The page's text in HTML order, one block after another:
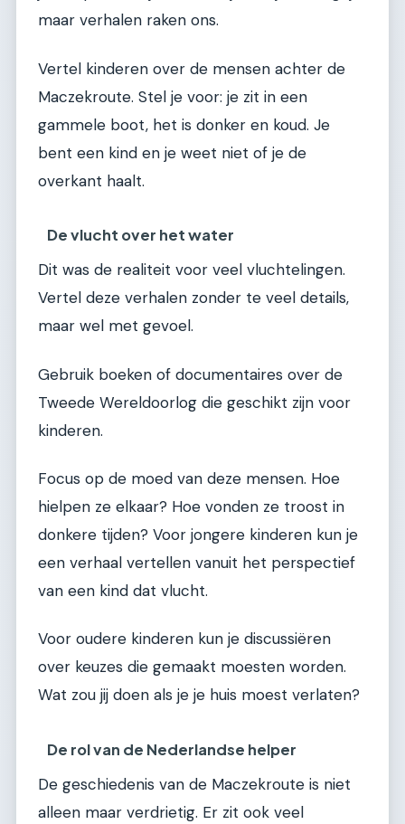
maar verhalen raken ons.
Vertel kinderen over de mensen achter de
Maczekroute. Stel je voor: je zit in een
gammele boot, het is donker en koud. Je
bent een kind en je weet niet of je de
overkant haalt.
De vlucht over het water
Dit was de realiteit voor veel vluchtelingen.
Vertel deze verhalen zonder te veel details,
maar wel met gevoel.
Gebruik boeken of documentaires over de
Tweede Wereldoorlog die geschikt zijn voor
kinderen.
Focus op de moed van deze mensen. Hoe
hielpen ze elkaar? Hoe vonden ze troost in
donkere tijden? Voor jongere kinderen kun je
een verhaal vertellen vanuit het perspectief
van een kind dat vlucht.
Voor oudere kinderen kun je discussiëren
over keuzes die gemaakt moesten worden.
Wat zou jij doen als je je huis moest verlaten?
De rol van de Nederlandse helper
De geschiedenis van de Maczekroute is niet
alleen maar verdrietig. Er zit ook veel